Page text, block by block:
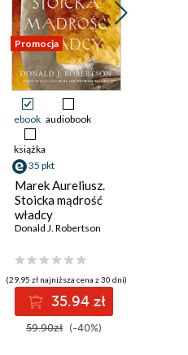
Promocja
ebook audiobook
książka
35 pkt
Marek Aureliusz.
Stoicka mądrość
władcy
Donald J. Robertson
(29,95 zł najniższa cena z 30 dni)
35.94 zł
59.90zł (-40%)